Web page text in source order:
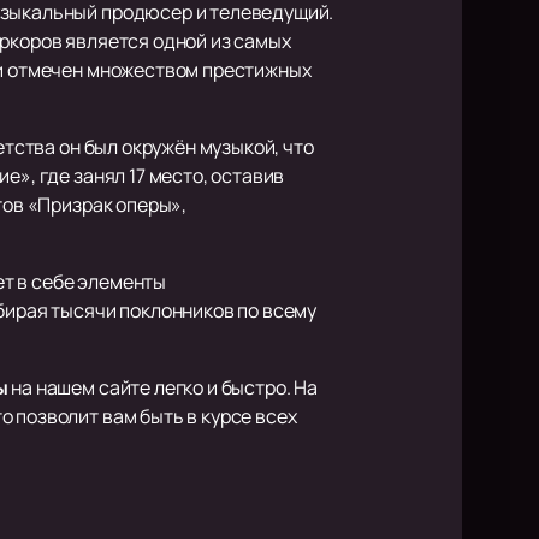
продюсер и телеведущий.
является одной из самых
отмечен множеством престижных
он был окружён музыкой, что
где занял 17 место, оставив
«Призрак оперы»,
в себе элементы
тысячи поклонников по всему
на нашем сайте легко и быстро. На
позволит вам быть в курсе всех